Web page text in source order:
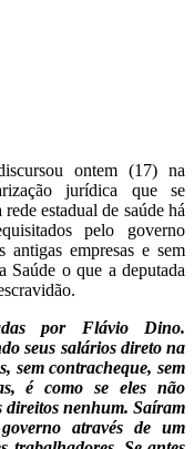
ontem (17) na
jurídica que se
estadual de saúde há
pelo governo
empresas e sem
Saúde o que a deputada
por Flávio Dino.
seus salários direto na
sem contracheque, sem
é como se eles não
direitos nenhum. Saíram
através de um